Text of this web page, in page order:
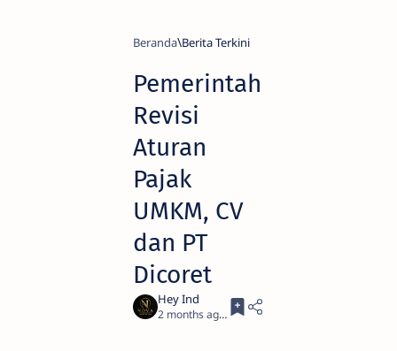
Beranda Berita Terkini
Pemerintah
Revisi
Aturan
Pajak
UMKM, CV
dan PT
Dicoret
2 months ago 3